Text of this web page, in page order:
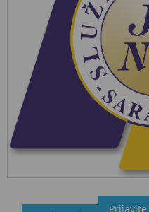
"Službeni glasnik
Prijavite